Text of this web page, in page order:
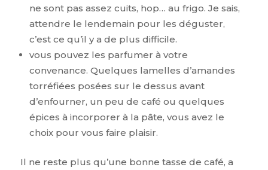
ne sont pas assez cuits, hop… au frigo. Je sais,
attendre le lendemain pour les déguster,
c’est ce qu’il y a de plus difficile.
vous pouvez les parfumer à votre
convenance. Quelques lamelles d’amandes
torréfiées posées sur le dessus avant
d’enfourner, un peu de café ou quelques
épices à incorporer à la pâte, vous avez le
choix pour vous faire plaisir.
Il ne reste plus qu’une bonne tasse de café, a